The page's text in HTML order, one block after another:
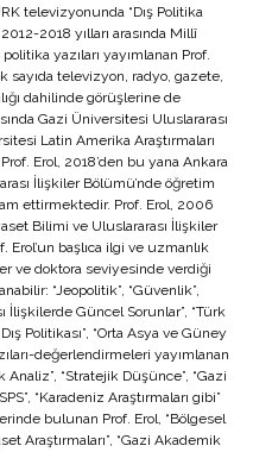
televizyonunda “Dış Politika
2018 yılları arasında Millî
politika yazıları yayımlanan Prof.
sayıda televizyon, radyo, gazete,
dahilinde görüşlerine de
Gazi Üniversitesi Uluslararası
Latin Amerika Araştırmaları
Erol, 2018’den bu yana Ankara
İlişkiler Bölümü’nde öğretim
ettirmektedir. Prof. Erol, 2006
Bilimi ve Uluslararası İlişkiler
başlıca ilgi ve uzmanlık
ve doktora seviyesinde verdiği
“Jeopolitik”, “Güvenlik”,
İlişkilerde Güncel Sorunlar”, “Türk
Dış Politikası”, “Orta Asya ve Güney
değerlendirmeleri yayımlanan
Analiz”, “Stratejik Düşünce”, “Gazi
“Karadeniz Araştırmaları gibi”
bulunan Prof. Erol, “Bölgesel
Araştırmaları”, “Gazi Akademik